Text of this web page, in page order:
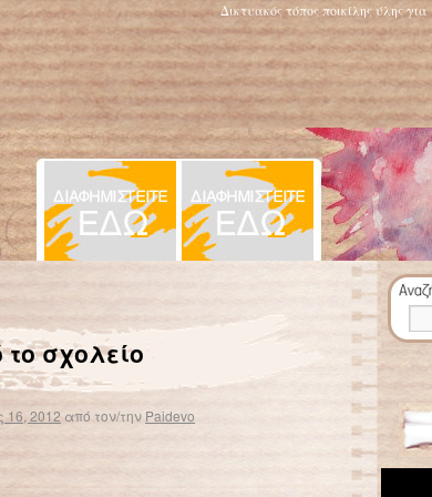
Δικτυακός τόπος ποικίλης ύλης
σχολείο
16, 2012 από τον/την Paidevo